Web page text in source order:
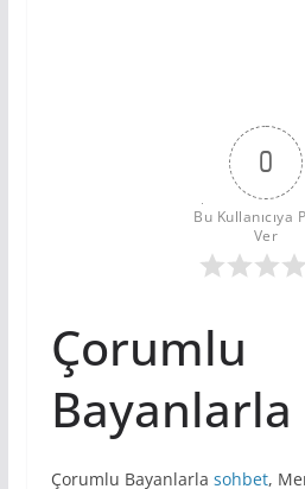
0
Bu Kullanıcıya
Ver
Çorumlu
Çorumlu Bayanlarla sohbet,